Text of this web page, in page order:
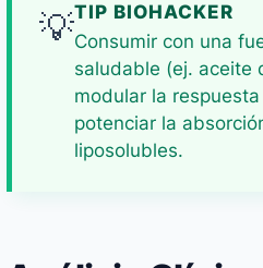
💡TIP BIOHACKER
Consumir con una
saludable (ej. aceite
modular la
potenciar la
liposolubles.